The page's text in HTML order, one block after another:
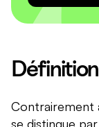
Contrairement
se distingue